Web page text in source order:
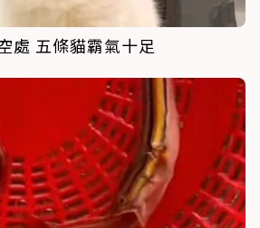
處 五條貓霸氣十足